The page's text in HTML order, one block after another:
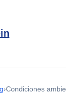
›Condiciones